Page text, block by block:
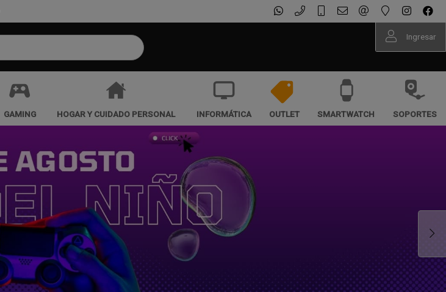
Ingresar
GAMING HOGAR Y CUIDADO PERSONAL INFORMÁTICA OUTLET SMARTWATCH SOPORTES